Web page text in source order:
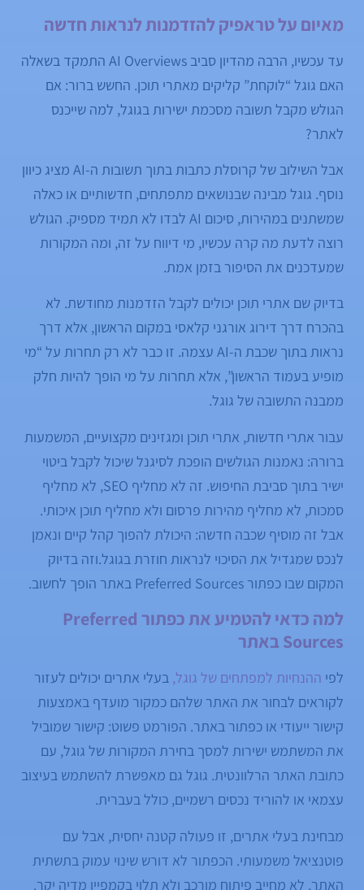
מאיום על טראפיק להזדמנות לנראות חדשה
עד עכשיו, הרבה מהדיון סביב AI Overviews התמקד בשאלה
האם גוגל “לוקחת” קליקים מאתרי תוכן. החשש ברור: אם
הגולש מקבל תשובה מסכמת ישירות בגוגל, למה שייכנס
לאתר?
אבל השילוב של קרוסלת כתבות בתוך תשובות ה-AI מציג כיוון
נוסף. גוגל מבינה שבנושאים מתפתחים, חדשותיים או כאלה
שמשתנים במהירות, סיכום AI לבדו לא תמיד מספיק. הגולש
רוצה לדעת מה קרה עכשיו, מי דיווח על זה, ומה המקורות
שמעדכנים את הסיפור בזמן אמת.
בדיוק שם אתרי תוכן יכולים לקבל הזדמנות מחודשת. לא
בהכרח דרך דירוג אורגני קלאסי במקום הראשון, אלא דרך
נראות בתוך שכבת ה-AI עצמה. זו כבר לא רק תחרות על “מי
מופיע בעמוד הראשון”, אלא תחרות על מי הופך להיות חלק
ממבנה התשובה של גוגל.
עבור אתרי חדשות, אתרי תוכן ומגזינים מקצועיים, המשמעות
ברורה: נאמנות הגולשים הופכת לסיגנל שיכול לקבל ביטוי
ישיר בתוך סביבת החיפוש. זה לא מחליף SEO, לא מחליף
סמכות, לא מחליף מהירות פרסום ולא מחליף תוכן איכותי.
אבל זה מוסיף שכבה חדשה: היכולת להפוך קהל קיים ונאמן
לנכס שמגדיל את הסיכוי לנראות חוזרת בגוגל.וזה בדיוק
המקום שבו כפתור Preferred Sources באתר הופך לחשוב.
למה כדאי להטמיע את כפתור Preferred
Sources באתר
לפי ההנחיות למפתחים של גוגל, בעלי אתרים יכולים לעזור
לקוראים לבחור את האתר שלהם כמקור מועדף באמצעות
קישור ייעודי או כפתור באתר. הפורמט פשוט: קישור שמוביל
את המשתמש ישירות למסך בחירת המקורות של גוגל, עם
כתובת האתר הרלוונטית. גוגל גם מאפשרת להשתמש בעיצוב
עצמאי או להוריד נכסים רשמיים, כולל בעברית.
מבחינת בעלי אתרים, זו פעולה קטנה יחסית, אבל עם
פוטנציאל משמעותי. הכפתור לא דורש שינוי עמוק בתשתית
האתר, לא מחייב פיתוח מורכב ולא תלוי בקמפיין מדיה יקר.